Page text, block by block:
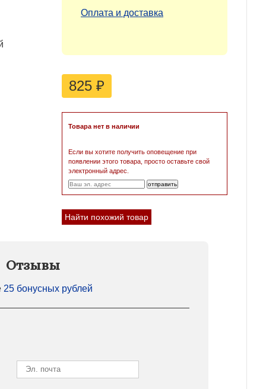
Оплата и доставка
825 ₽
Товара нет в наличии
Если вы хотите получить оповещение при
появлении этого товара, просто оставьте свой
электронный адрес.
Найти похожий товар
Отзывы
25 бонусных рублей